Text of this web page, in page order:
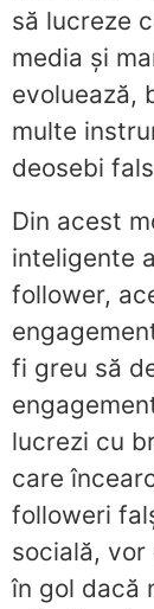
să lucreze
media și
evoluează,
multe
deosebi
Din acest
inteligente
follower,
fi greu să
lucrezi cu
care
followeri
socială,
în gol dacă